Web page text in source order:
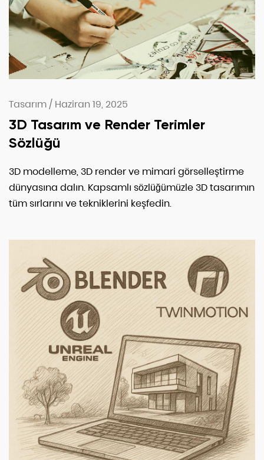
Tasarım/ Haziran 19, 2025
3D Tasarım ve Render Terimler
Sözlüğü
3D modelleme, 3D render ve mimari görselleştirme
dünyasına dalın. Kapsamlı sözlüğümüzle 3D tasarımın
tüm sırlarını ve tekniklerini keşfedin.